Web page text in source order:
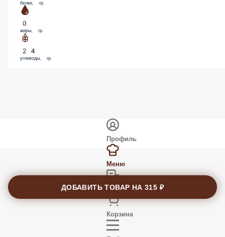
белки, гр.
0
жиры, гр.
24
углеводы, гр.
ДОБАВИТЬ ТОВАР НА315 ₽
Профиль
Меню
Заказы
Корзина